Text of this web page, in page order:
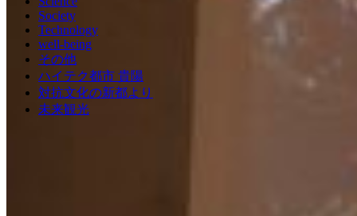
Society
Technology
well-being
その他
ハイテク都市 貴陽
対抗文化の新都より
未来観光